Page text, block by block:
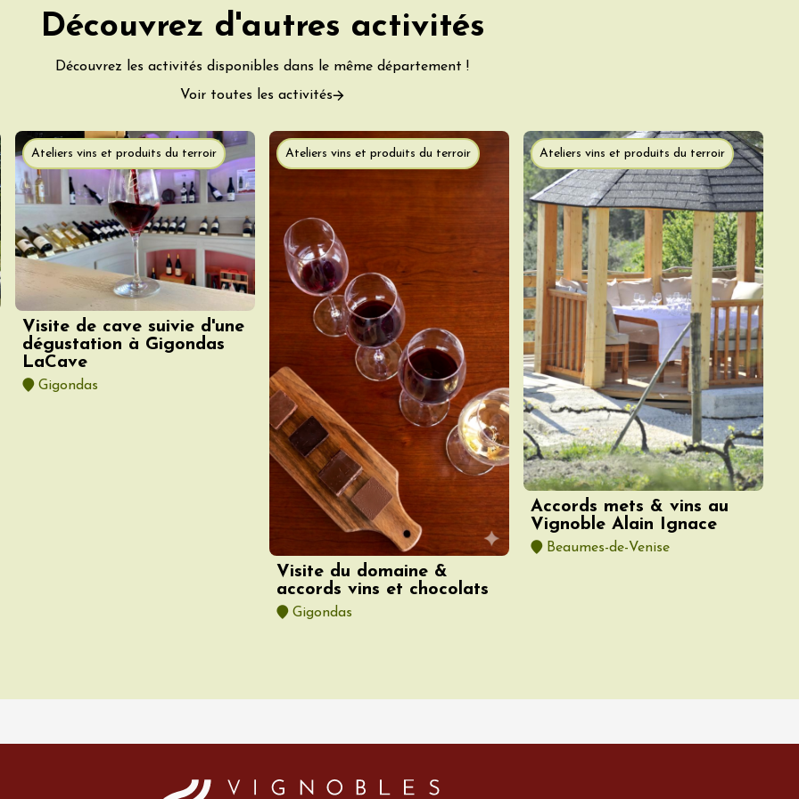
viticole avec
des vins du
2026 et plus
Oenologie
Sunset &
and
Vendome
Découvrez d'autres activités
Découvrez les activités disponibles dans le même département !
Voir toutes les activités
Ateliers vins et produits du terroir
Visite de cave suivie d'une
dégustation à Gigondas
LaCave
Gigondas
Ateliers vins et produits du terroir
Visite du domaine &
accords vins et chocolats
Gigondas
Ateliers vins et produits du terroir
Accords mets & vins au
Vignoble Alain Ignace
Beaumes-de-Venise